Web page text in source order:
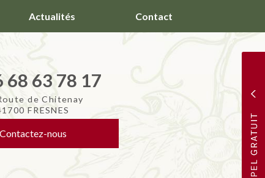
Actualités Contact
68 63 78 17
de Chitenay
FRESNES
Contactez-nous